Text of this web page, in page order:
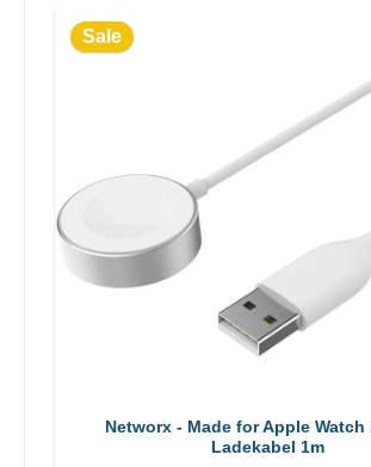
Sale
Networx - Made for Apple Watch
Ladekabel 1m